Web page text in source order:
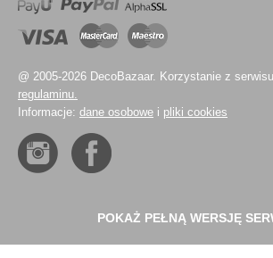
@ 2005-2026 DecoBazaar. Korzystanie z
regulaminu.
Informacje: dane osobowe i pliki cookies
POKAŻ PEŁNĄ WERSJĘ